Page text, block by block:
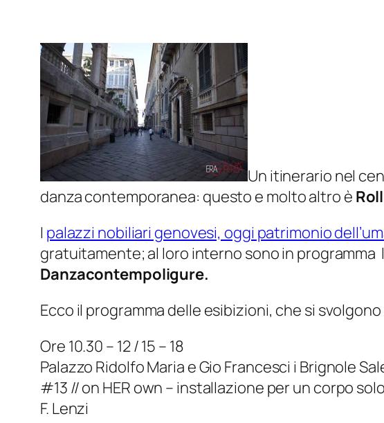
Un itinerario nel
danza contemporanea: questo e molto altro è
I palazzi nobiliari genovesi, oggi patrimonio
gratuitamente; al loro interno sono in
Danzacontempoligure.
Ecco il programma delle esibizioni, che si
Ore 10.30 – 12 / 15 – 18
Palazzo Ridolfo Maria e Gio Francesci i Brignole
#13 // on HER own – installazione per un corpo
F. Lenzi